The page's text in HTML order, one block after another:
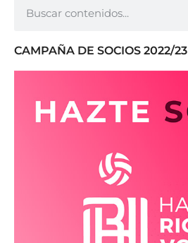
CAMPAÑA DE SOCIOS 2022/23